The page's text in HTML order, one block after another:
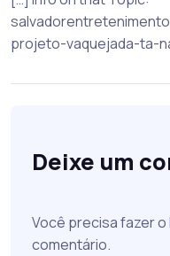
projeto-vaquejada-ta-
Deixe um
Você precisa fazer o
comentário.